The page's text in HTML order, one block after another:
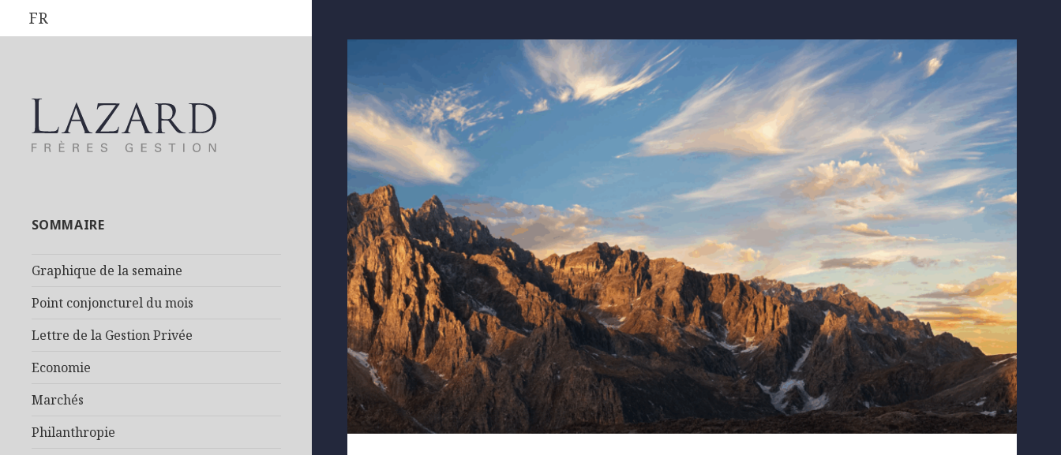
FR
SOMMAIRE
Graphique de la semaine
Point conjoncturel du mois
Lettre de la Gestion Privée
Economie
Marchés
Philanthropie